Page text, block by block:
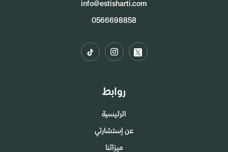
info@estisharti.com
0566698858
روابط
الرئيسية
عن إستشارتي
ميزاتنا